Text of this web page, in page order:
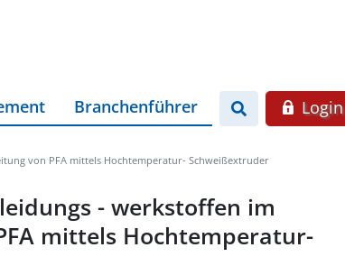
Branchenführer Login
von PFA mittels Hochtemperatur- Schweißextruder
- werkstoffen im
mittels Hochtemperatur-